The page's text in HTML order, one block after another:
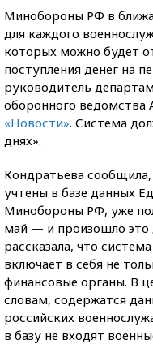
Минобороны РФ в
для каждого
которых можно будет
поступления денег на
руководитель
оборонного ведомства
«Новости». Система
днях».
Кондратьева
учтены в базе данных
Минобороны РФ, уже
май — и произошло это
рассказала, что
включает в себя не
финансовые органы. В
словам, содержатся
российских
в базу не входят